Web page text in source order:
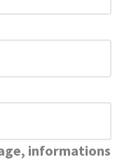
informations